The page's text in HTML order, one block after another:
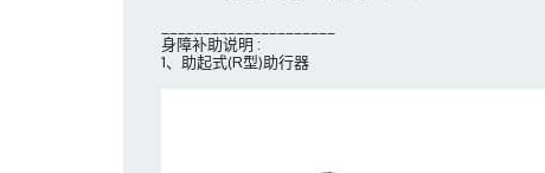
身障补助说明 :
1、助起式(R型)助行器